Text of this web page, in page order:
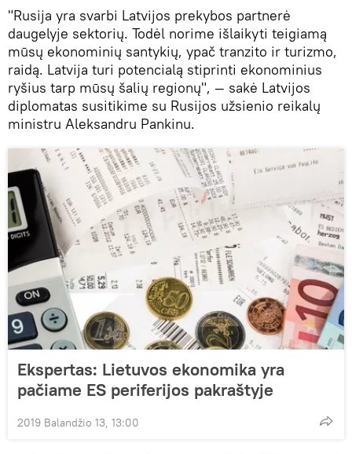
"Rusija yra svarbi Latvijos prekybos partnerė
daugelyje sektorių. Todėl norime išlaikyti teigiamą
mūsų ekonominių santykių, ypač tranzito ir turizmo,
raidą. Latvija turi potencialą stiprinti ekonominius
ryšius tarp mūsų šalių regionų", — sakė Latvijos
diplomatas susitikime su Rusijos užsienio reikalų
ministru Aleksandru Pankinu.
Ekspertas: Lietuvos ekonomika yra
pačiame ES periferijos pakraštyje
2019 Balandžio 13, 13:00